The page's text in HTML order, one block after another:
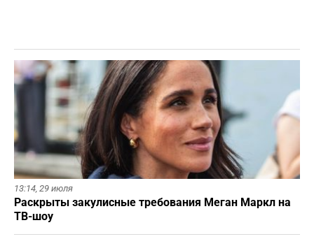
13:14, 29 июля
Раскрыты закулисные требования Меган Маркл на
ТВ-шоу